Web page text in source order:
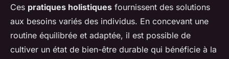
Ces pratiques holistiques fournissent des solutions
aux besoins variés des individus. En concevant une
routine équilibrée et adaptée, il est possible de
cultiver un état de bien-être durable qui bénéficie à la